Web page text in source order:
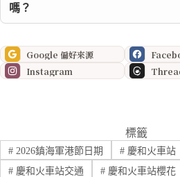
嗎？
Google 偏好來源
Instagram
標籤
#2026鎮海軍港節日期 #慶和火車站
#慶和火車站交通 #慶和火車站櫻花